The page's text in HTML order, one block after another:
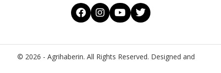
© 2026 - Agrihaberin. All Rights Reserved. Designed and